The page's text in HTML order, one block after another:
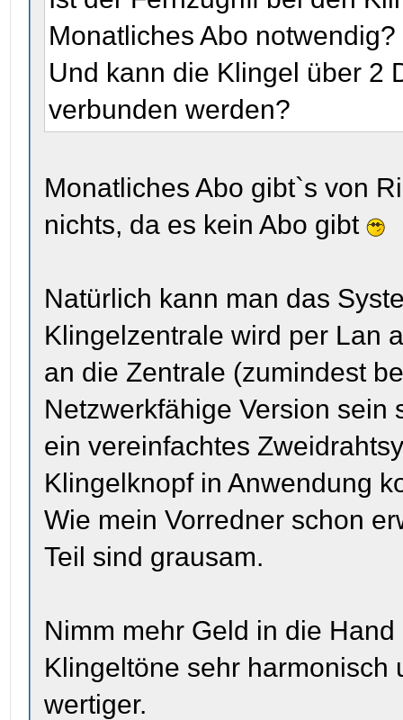
Monatliches Abo notwendig?
Und kann die Klingel über 2
verbunden werden?
Monatliches Abo gibt`s von
nichts, da es kein Abo gibt
Natürlich kann man das
Klingelzentrale wird per Lan
an die Zentrale (zumindest
Netzwerkfähige Version sein
ein vereinfachtes
Klingelknopf in Anwendung
Wie mein Vorredner schon
Teil sind grausam.
Nimm mehr Geld in die
Klingeltöne sehr harmonisch
wertiger.